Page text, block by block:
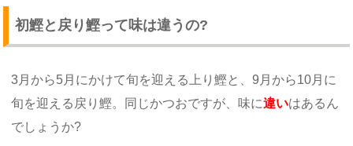
初鰹と戻り鰹って味は違うの?
3月から5月にかけて旬を迎える上り鰹と、9月から10月に
旬を迎える戻り鰹。同じかつおですが、味に違いはあるん
でしょうか?